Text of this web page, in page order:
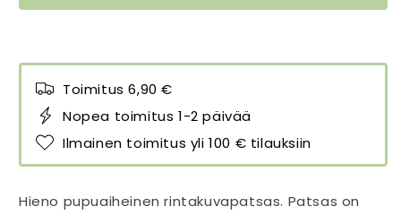
Toimitus 6,90 €
Nopea toimitus 1-2 päivää
Ilmainen toimitus yli 100 € tilauksiin
Hieno pupuaiheinen rintakuvapatsas. Patsas on